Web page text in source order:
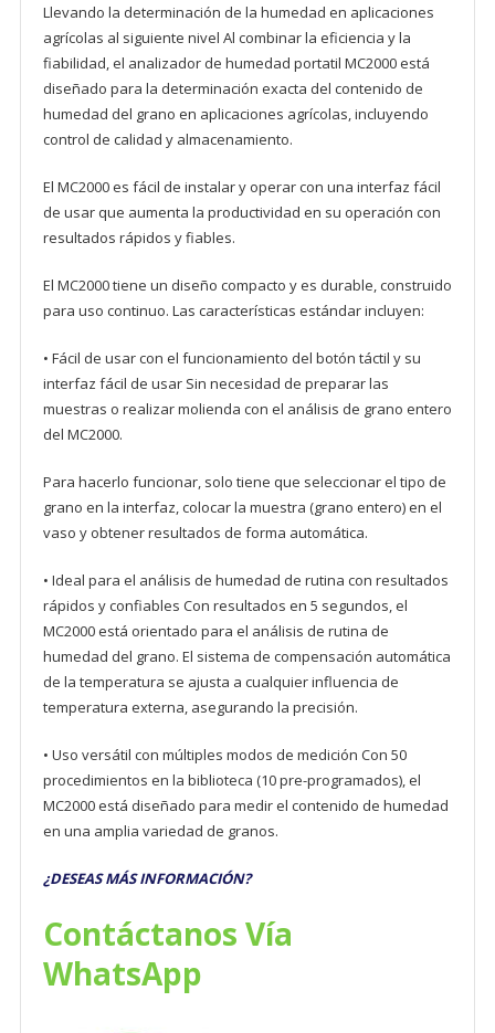
Llevando la determinación de la humedad en aplicaciones
agrícolas al siguiente nivel Al combinar la eficiencia y la
fiabilidad, el analizador de humedad portatil MC2000 está
diseñado para la determinación exacta del contenido de
humedad del grano en aplicaciones agrícolas, incluyendo
control de calidad y almacenamiento.
El MC2000 es fácil de instalar y operar con una interfaz fácil
de usar que aumenta la productividad en su operación con
resultados rápidos y fiables.
El MC2000 tiene un diseño compacto y es durable, construido
para uso continuo. Las características estándar incluyen:
• Fácil de usar con el funcionamiento del botón táctil y su
interfaz fácil de usar Sin necesidad de preparar las
muestras o realizar molienda con el análisis de grano entero
del MC2000.
Para hacerlo funcionar, solo tiene que seleccionar el tipo de
grano en la interfaz, colocar la muestra (grano entero) en el
vaso y obtener resultados de forma automática.
• Ideal para el análisis de humedad de rutina con resultados
rápidos y confiables Con resultados en 5 segundos, el
MC2000 está orientado para el análisis de rutina de
humedad del grano. El sistema de compensación automática
de la temperatura se ajusta a cualquier influencia de
temperatura externa, asegurando la precisión.
• Uso versátil con múltiples modos de medición Con 50
procedimientos en la biblioteca (10 pre-programados), el
MC2000 está diseñado para medir el contenido de humedad
en una amplia variedad de granos.
¿DESEAS MÁS INFORMACIÓN?
Contáctanos Vía
WhatsApp